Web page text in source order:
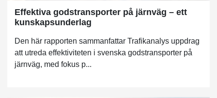
Effektiva godstransporter på järnväg – ett
kunskapsunderlag
Den här rapporten sammanfattar Trafikanalys uppdrag
att utreda effektiviteten i svenska godstransporter på
järnväg, med fokus p...